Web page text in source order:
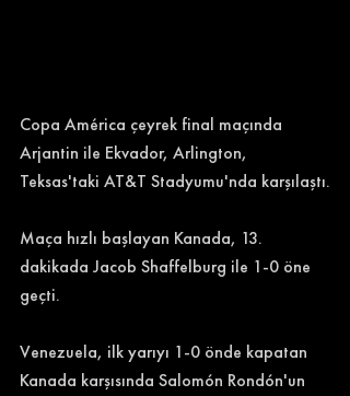
Copa América çeyrek final maçında
Arjantin ile Ekvador, Arlington,
Teksas'taki AT&T Stadyumu'nda karşılaştı.
Maça hızlı başlayan Kanada, 13.
dakikada Jacob Shaffelburg ile 1-0 öne
geçti.
Venezuela, ilk yarıyı 1-0 önde kapatan
Kanada karşısında Salomón Rondón'un